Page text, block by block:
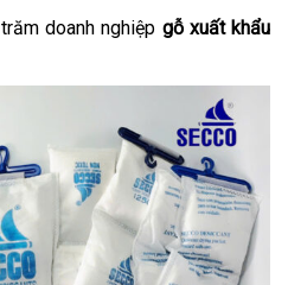
doanh nghiệp gỗ xuất khẩu